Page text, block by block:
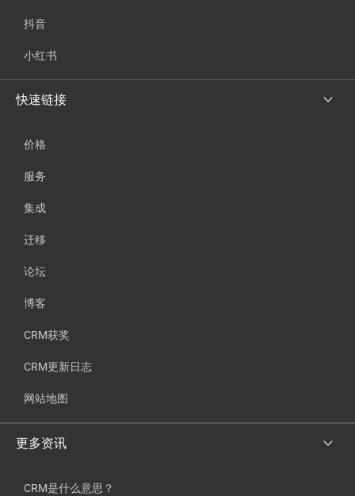
抖音
小红书
快速链接
价格
服务
集成
迁移
论坛
博客
CRM获奖
CRM更新日志
网站地图
更多资讯
CRM是什么意思？